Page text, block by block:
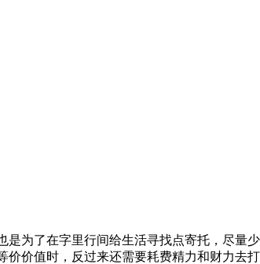
为了在字里行间给生活寻找点寄托，尽量
价价值时，反过来还需要耗费精力和财力去